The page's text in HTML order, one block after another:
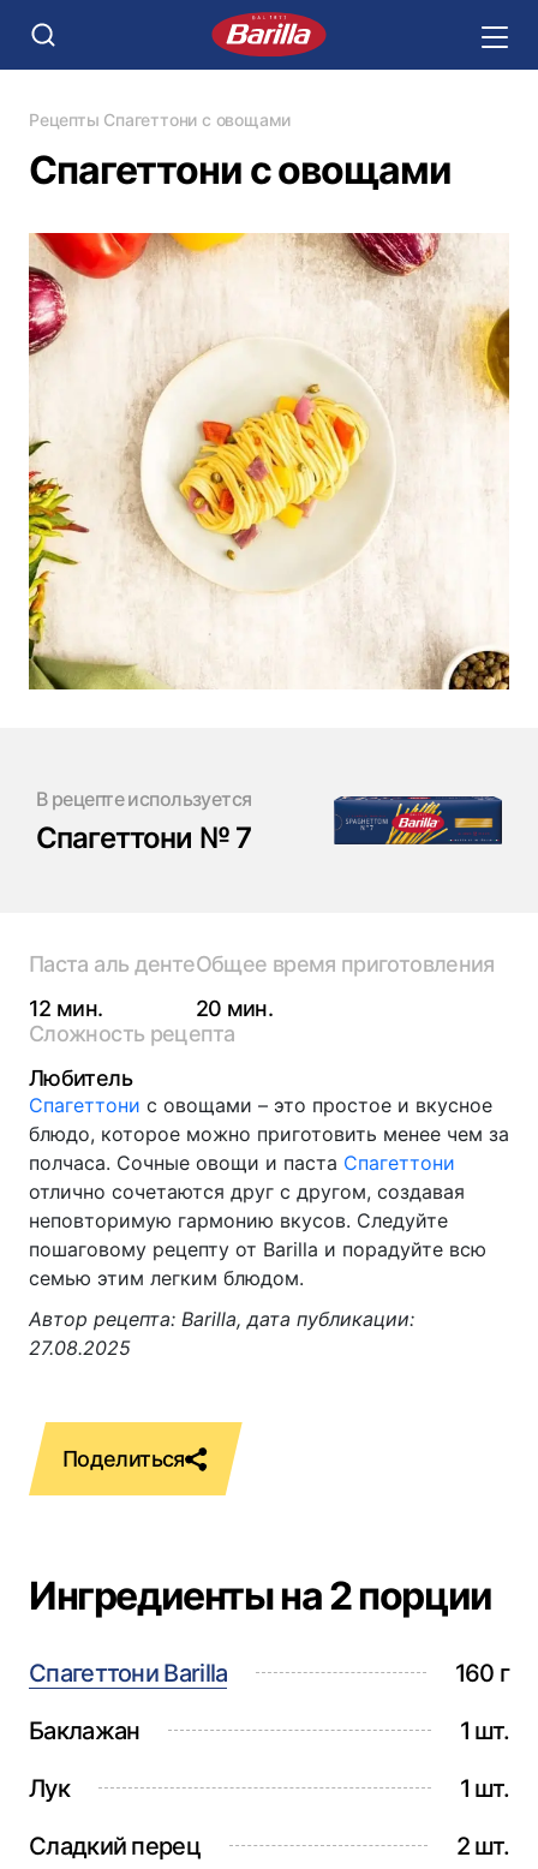
Рецепты Спагеттони с овощами
Спагеттони с овощами
В рецепте используется
Спагеттони № 7
Паста аль денте
12 мин.
Общее время приготовления
20 мин.
Сложность рецепта
Любитель
Спагеттони с овощами – это простое и вкусное
блюдо, которое можно приготовить менее чем за
полчаса. Сочные овощи и паста Спагеттони
отлично сочетаются друг с другом, создавая
неповторимую гармонию вкусов. Следуйте
пошаговому рецепту от Barilla и порадуйте всю
семью этим легким блюдом.
Автор рецепта: Barilla, дата публикации:
27.08.2025
Ингредиенты на 2 порции
Спагеттони Barilla
160 г
Баклажан
1 шт.
Лук
1 шт.
Сладкий перец
2 шт.